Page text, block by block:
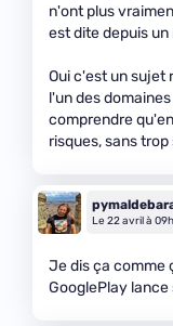
n'ont plus
est dite depuis
Oui c'est un sujet
l'un des
comprendre
risques, sans
Le 22 avril à
Je dis ça comme
GooglePlay lance